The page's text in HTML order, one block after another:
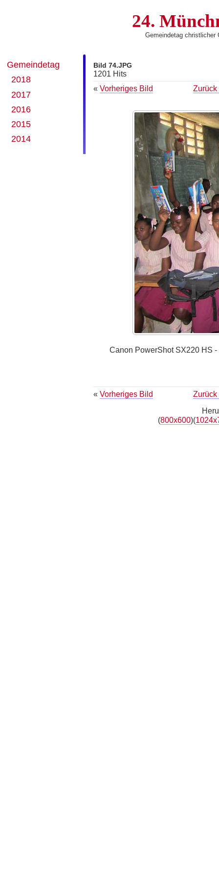
24.
Gemeindetag christlicher
Gemeindetag
2018
2017
2016
2015
2014
Bild 74.JPG
1201 Hits
« Vorheriges Bild Zurück
Canon PowerShot SX220 HS
« Vorheriges Bild
Zurück
(800x600)(